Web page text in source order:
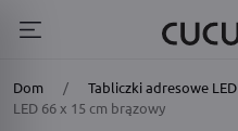
Dom / Tabliczki adresowe LED
LED 66 x 15 cm brązowy